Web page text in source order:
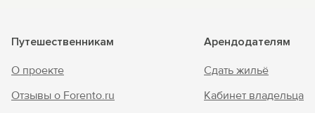
Путешественникам
О проекте
Отзывы о Forento.ru
Арендодателям
Сдать жильё
Кабинет владельца